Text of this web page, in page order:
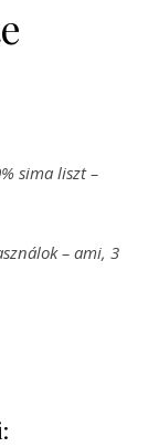
sima liszt –
– ami, 3